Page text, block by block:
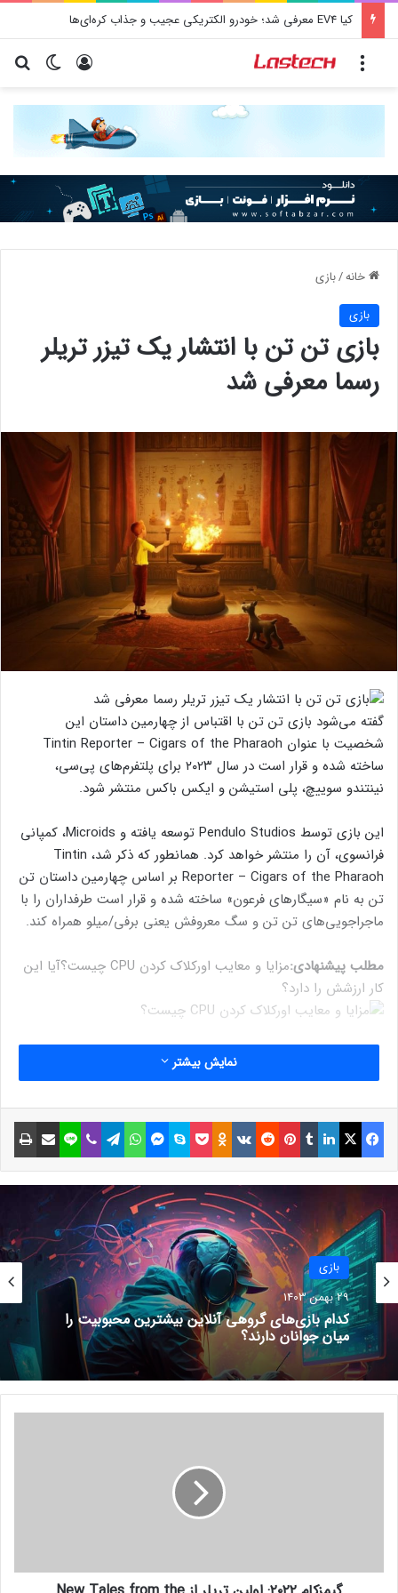
کیا EV4 معرفی شد؛ خودرو الکتریکی عجیب و جذاب کره‌ای‌ها
تغییر ورود
خانه/بازی
بازی
بازی تن تن با انتشار یک تیزر تریلر
رسما معرفی شد
گفته می‌شود بازی تن تن با اقتباس از چهارمین داستان این
شخصیت با عنوان Tintin Reporter – Cigars of the Pharaoh
ساخته شده و قرار است در سال ۲۰۲۳ برای پلتفرم‌های پی‌سی،
نینتندو سوییچ، پلی استیشن و ایکس باکس منتشر شود.
این بازی توسط Pendulo Studios توسعه یافته و Microids، کمپانی
فرانسوی، آن را منتشر خواهد کرد. همانطور که ذکر شد، Tintin
Reporter – Cigars of the Pharaoh بر اساس چهارمین داستان تن
تن به نام «سیگارهای فرعون» ساخته شده و قرار است طرفداران را با
ماجراجویی‌های تن تن و سگ معروفش یعنی برفی/میلو همراه کند.
مطلب پیشنهادی:مزایا و معایب اورکلاک کردن CPU چیست؟
آیا این
کار ارزشش را دارد؟
کمپانی مایکرویدز، سال ۲۰۲۰ از ساخت بازی تن تن خبر داده بود و از
آن زمان تاکنون طرفداران منتظر افشای اطلاعات جدید و انتشار
تیزر را تماشا کنید:
نوشته های مشابه
God of War Ragnarok در بریتانیا
Horizon Forbidden West را
شکست داد
14 دی 1401
Sniper Elite 5 و چند بازی جذاب
دیگر به‌زودی به گیم پس اضافه
می‌شوند
نمایش بیشتر
فیسبوک ایکس لینکداین تامبلر پینتریست Reddit
VKontakte
Odnoklassniki پاکت اسکایپ مسنجر واتس آپ تلگرام وایبر لاین اشتراک گذاری با ایمیل
بازی
29 بهمن 1403
بازی
29 بهمن 1403
چرا گیمرها از PS5 Pro محصول جدید سونی
ناراضی‌اند؟
۰